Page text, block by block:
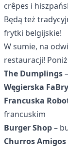
crêpes i
Będą też
frytki belgijskie!
W sumie, na
restauracji!
The Dumplings
Węgierska
Francuska
francuskim
Burger Shop–
Churros Amigos